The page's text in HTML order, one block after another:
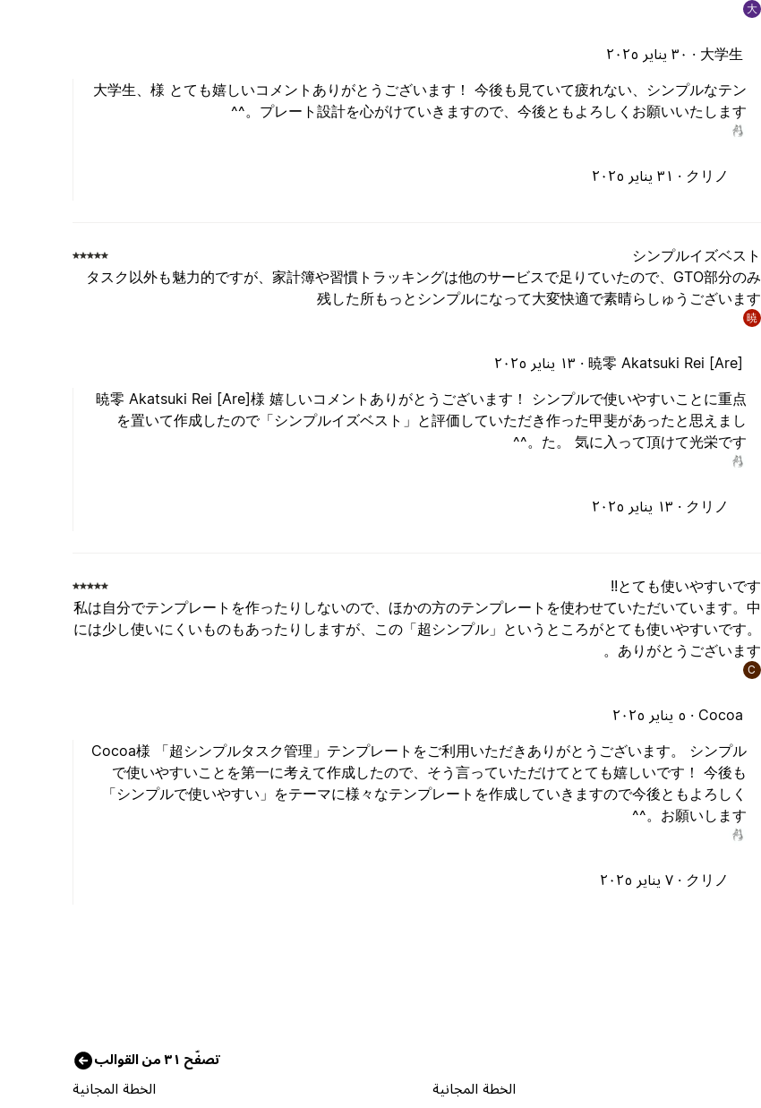
大
大学生 ·
٣٠ يناير ٢٠٢٥
大学生、様 とても嬉しいコメントありがとうございます！ 今後も見ていて疲れない、シンプルなテン
プレート設計を心がけていきますので、今後ともよろしくお願いいたします。^^
クリノ · ٣١ يناير ٢٠٢٥
シンプルイズベスト
タスク以外も魅力的ですが、家計簿や習慣トラッキングは他のサービスで足りていたので、GTO部分のみ
残した所もっとシンプルになって大変快適で素晴らしゅうございます
暁
暁零 Akatsuki Rei [Are] ·
١٣ يناير ٢٠٢٥
暁零 Akatsuki Rei [Are]様 嬉しいコメントありがとうございます！ シンプルで使いやすいことに重点
を置いて作成したので「シンプルイズベスト」と評価していただき作った甲斐があったと思えまし
た。 気に入って頂けて光栄です。^^
クリノ · ١٣ يناير ٢٠٢٥
とても使いやすいです!!
私は自分でテンプレートを作ったりしないので、ほかの方のテンプレートを使わせていただいています。中
には少し使いにくいものもあったりしますが、この「超シンプル」というところがとても使いやすいです。
ありがとうございます。
C
Cocoa ·
٥ يناير ٢٠٢٥
Cocoa様 「超シンプルタスク管理」テンプレートをご利用いただきありがとうございます。 シンプル
で使いやすいことを第一に考えて作成したので、そう言っていただけてとても嬉しいです！ 今後も
「シンプルで使いやすい」をテーマに様々なテンプレートを作成していきますので今後ともよろしく
お願いします。^^
クリノ · ٧ يناير ٢٠٢٥
تصفّح ٣١ من القوالب
الخطة المجانية الخطة المجانية